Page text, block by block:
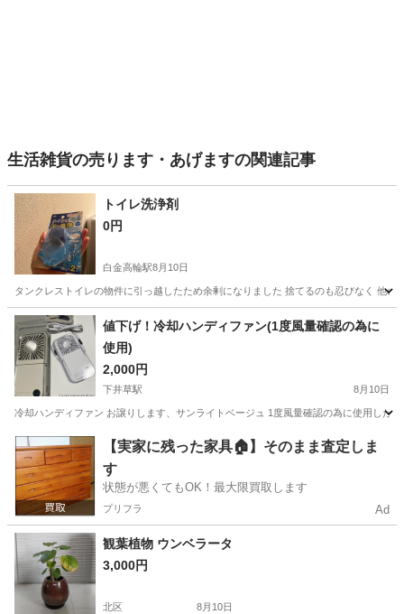
生活雑貨の売ります・あげますの関連記事
トイレ洗浄剤
0円
白金高輪駅8月10日
タンクレストイレの物件に引っ越したため余剰になりました 捨てるのも忍びなく 他
港区 白金高輪駅 掃除用具 タンクレストイレ
値下げ！冷却ハンディファン(1度風量確認の為に
使用)
2,000円
下井草駅 8月10日
冷却ハンディファン お譲りします、サンライトベージュ 1度風量確認の為に使用した
東京 下井草駅 その他
【実家に残った家具🏠】そのまま査定しま
す
状態が悪くてもOK！最大限買取します
プリフラ Ad
観葉植物 ウンベラータ
3,000円
北区 8月10日